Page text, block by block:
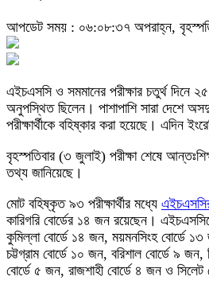
আপডেট সময় : ০৬:০৮:৩৭ অপরাহ্ন,
এইচএসসি ও সমমানের পরীক্ষার চতুর্থ দিনে
অনুপস্থিত ছিলেন। পাশাপাশি সারা দেশে
পরীক্ষার্থীকে বহিষ্কার করা হয়েছে। এদিন
বৃহস্পতিবার (৩ জুলাই) পরীক্ষা শেষে
তথ্য জানিয়েছে।
মোট বহিষ্কৃত ৯৩ পরীক্ষার্থীর মধ্যে
কারিগরি বোর্ডের ১৪ জন রয়েছেন।
কুমিল্লা বোর্ডে ১৪ জন, ময়মনসিংহ বোর্ডে
চট্টগ্রাম বোর্ডে ১০ জন, বরিশাল বোর্ডে ৯
বোর্ডে ৫ জন, রাজশাহী বোর্ডে ৪ জন ও সিলেট